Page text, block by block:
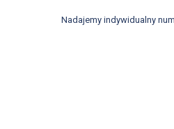
Nadajemy indywidualny